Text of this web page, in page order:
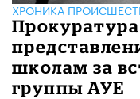
ХРОНИКА
школам за
группы АУЕ